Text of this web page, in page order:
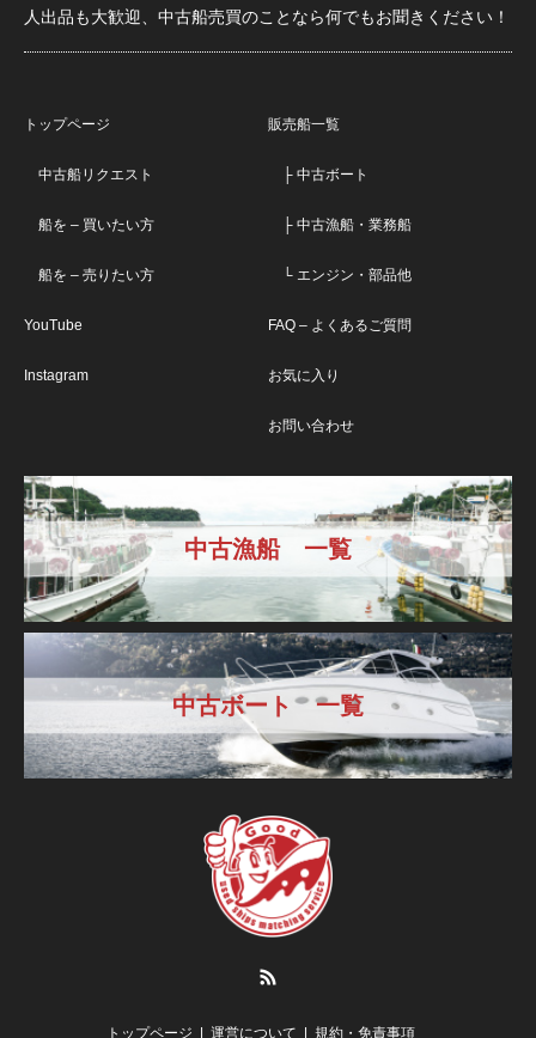
人出品も大歓迎、中古船売買のことなら何でもお聞きください！
トップページ
中古船リクエスト
船を – 買いたい方
船を – 売りたい方
YouTube
Instagram
販売船一覧
├ 中古ボート
├ 中古漁船・業務船
└ エンジン・部品他
FAQ – よくあるご質問
お気に入り
お問い合わせ
中古漁船 一覧
中古ボート 一覧
トップページ 運営について 規約・免責事項